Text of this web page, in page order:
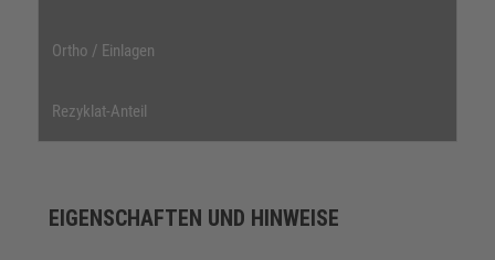
Ortho / Einlagen
Rezyklat-Anteil
EIGENSCHAFTEN UND HINWEISE